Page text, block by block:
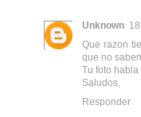
Unknown
Que razon
que no
Tu foto
Saludos,
Responder